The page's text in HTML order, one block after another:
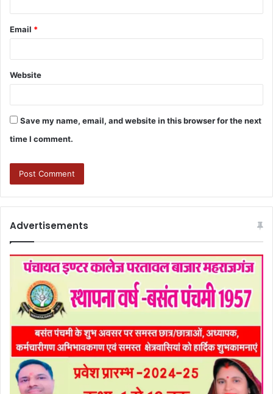
Email *
Website
Save my name, email, and website in this browser for the next
time I comment.
Advertisements